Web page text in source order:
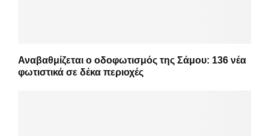
Αναβαθμίζεται ο οδοφωτισμός της Σάμου: 136 νέα
φωτιστικά σε δέκα περιοχές